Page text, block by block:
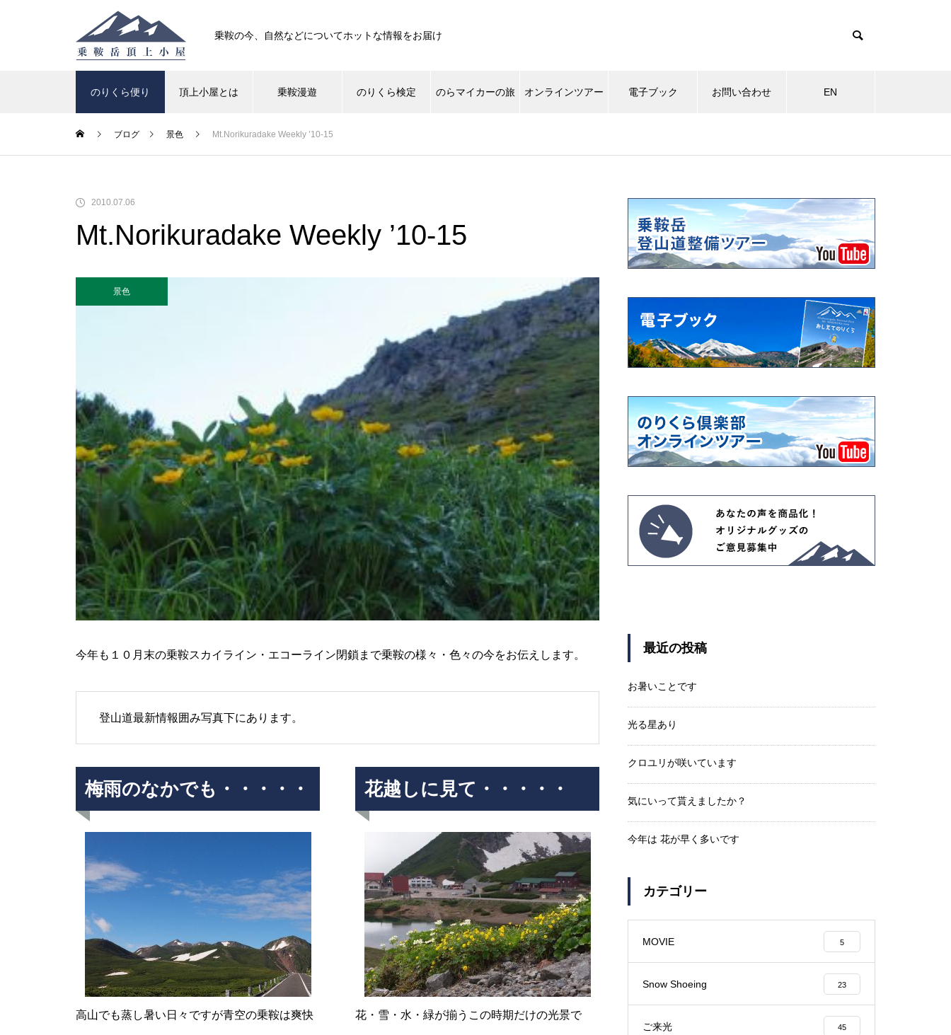
乗鞍の今、自然などについてホットな情報をお届け
のりくら便り 頂上小屋とは 乗鞍漫遊 のりくら検定 のらマイカーの旅 オンラインツアー 電子ブック お問い合わせ EN
高山植物 紅葉 ライチョウ
岩キキョウ
高山植物開花情報② 高山植物開花情報①
高山植物は・・・・・ コマクサの今は・・・・・ 花は・・・・・
花は・・・・・ 高山植物の花は・・・・・ 高山植物は・・・・・
紅葉少しはじまってます。 エビの尻尾越しに・・・・・
乗鞍岳紅葉情報２０１５① 紅葉は・・・・・ 紅葉と剣ヶ峰
Mt.Norikuradake Weekly ’11-33 Mt.Norikuradake Weekly ’11-32
Mt.Norikuradake Weekly ’11-30 Mt.Norikuradake Weekly ’10-28 Mt.Norikuradake Weekly ’10-27
ブログ 景色 Mt.Norikuradake Weekly ’10-15
2010.07.06
Mt.Norikuradake Weekly ’10-15
景色
今年も１０月末の乗鞍スカイライン・エコーライン閉鎖まで乗鞍の様々・色々の今をお伝えします。
登山道最新情報囲み写真下にあります。
梅雨のなかでも・・・・・
高山でも蒸し暑い日々ですが青空の乗鞍は爽快
花越しに見て・・・・・
花・雪・水・緑が揃うこの時期だけの光景で
最近の投稿
お暑いことです
光る星あり
クロユリが咲いています
気にいって貰えましたか？
今年は 花が早く多いです
カテゴリー
MOVIE 5
Snow Shoeing 23
ご来光 45